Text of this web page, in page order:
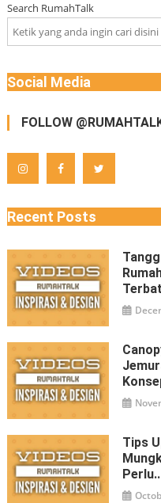
Search RumahTalk
Social Media
FOLLOW
Recent Posts
Tips